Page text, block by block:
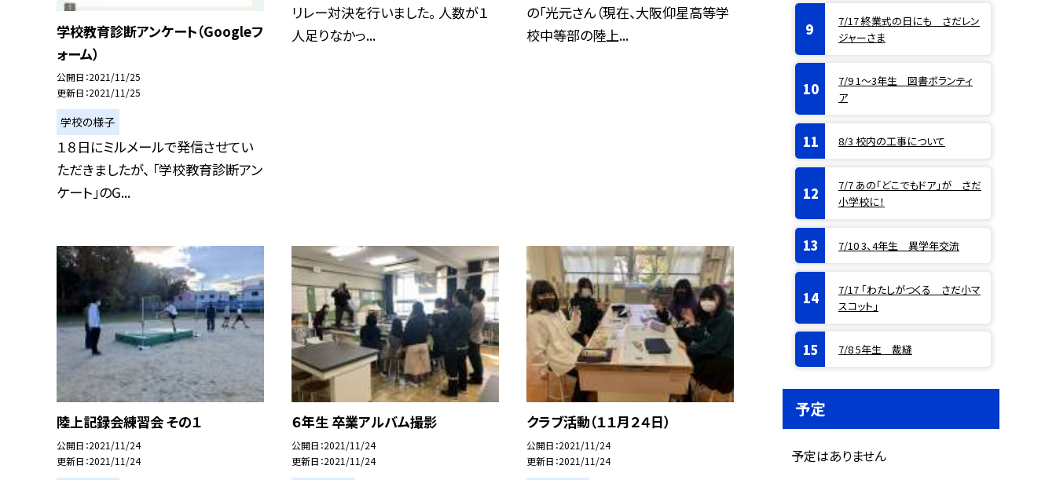
学校教育診断アンケート（Googleフ
ォーム）
公開日 2021/11/25
更新日 2021/11/25
学校の様子
１８日にミルメールで発信させてい
ただきましたが、 「学校教育診断アン
ケート」のG...
リレー対決を行いました。 人数が１
人足りなかっ...
の「光元さん（現在、大阪仰星高等学
校中等部の陸上...
陸上記録会練習会 その１
公開日 2021/11/24
更新日 2021/11/24
６年生 卒業アルバム撮影
公開日 2021/11/24
更新日 2021/11/24
クラブ活動（１１月２４日）
公開日 2021/11/24
更新日 2021/11/24
7/17 終業式の日にも さだレン
ジャーさま
7/9 1〜3年生 図書ボランティ
ア
8/3 校内の工事について
7/7 あの「どこでもドア」が さだ
小学校に！
7/10 3、4年生 異学年交流
7/17 「わたしがつくる さだ小マ
スコット」
7/8 5年生 裁縫
予定
予定はありません